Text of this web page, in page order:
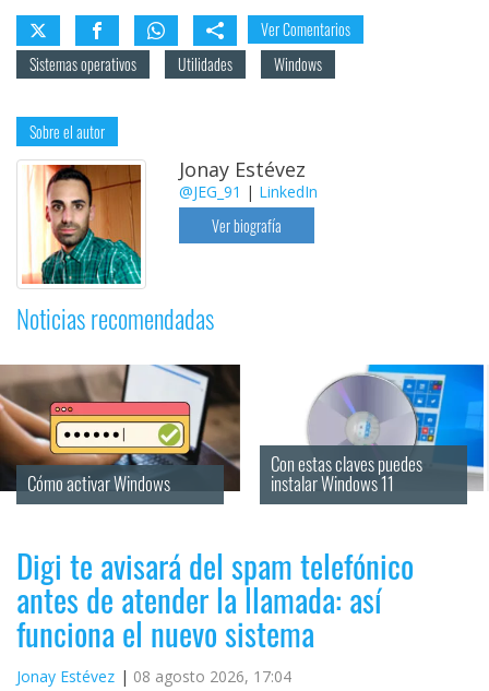
Ver Comentarios
Sistemas operativos
Utilidades Windows
Sobre el autor
Jonay Estévez
@JEG_91 | LinkedIn
Ver biografía
Noticias recomendadas
Cómo activar Windows
Con estas claves puedes
instalar Windows 11
Digi te avisará del spam telefónico
antes de atender la llamada: así
funciona el nuevo sistema
Jonay Estévez 08 agosto 2026, 17:04